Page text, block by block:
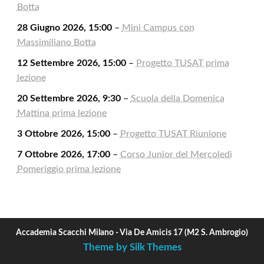
Botta
28 Giugno 2026, 15:00– Mini Campus con
Massimiliano Botta
12 Settembre 2026, 15:00– Progetto TUSAT prima
lezione
20 Settembre 2026, 9:30– Scuola della Domenica
Mattina prima lezione
3 Ottobre 2026, 15:00– Progetto TUSAT Riunione
7 Ottobre 2026, 17:00– Corso Junior del Mercoledì
Pomeriggio prima lezione
Accademia Scacchi Milano - Via De Amicis 17 (M2 S. Ambrogio)
Theme by Silk Themes